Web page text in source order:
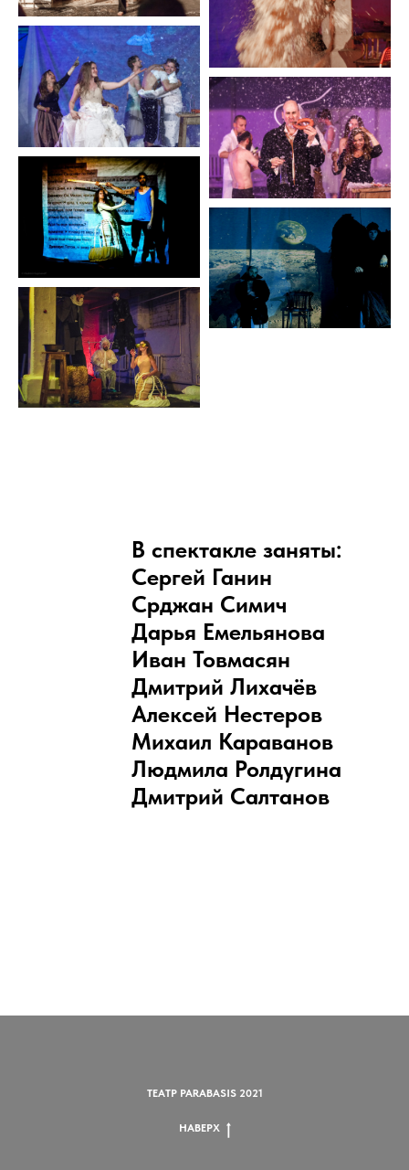
В спектакле заняты:
Сергей Ганин
Срджан Симич
Дарья Емельянова
Иван Товмасян
Дмитрий Лихачёв
Алексей Нестеров
Михаил Караванов
Людмила Ролдугина
Дмитрий Салтанов
ТЕАТР PARABASIS 2021
НАВЕРХ